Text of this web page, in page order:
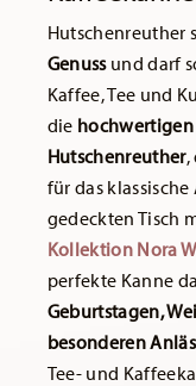
Hutschenreuther
Genussund darf
Kaffee, Tee und
die
Hutschenreuther,
für das
gedeckten Tisch
Kollektion Nora
perfekte Kanne
Geburtstagen,
besonderen
Tee- und